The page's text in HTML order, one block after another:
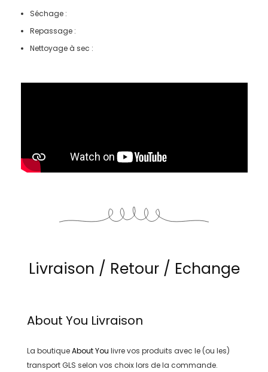
Séchage :
Repassage :
Nettoyage à sec :
Livraison / Retour / Echange
About You Livraison
La boutiqueAbout You livre vos produits avec le (ou les)
transportGLS selon vos choix lors de la commande.